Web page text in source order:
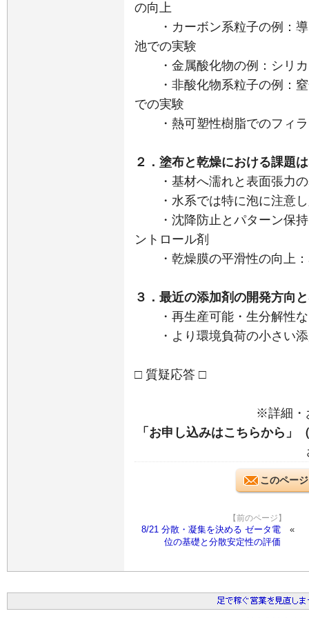
の向上
・カーボン系粒子の例：導
池での実験
・金属酸化物の例：シリカ
・非酸化物系粒子の例：窒
での実験
・熱可塑性樹脂でのフィラ
２．塗布と乾燥における課題
・基材へ濡れと表面張力の
・水系では特に泡に注意し
・沈降防止とパターン保持
ントロール剤
・乾燥膜の平滑性の向上：
３．最近の添加剤の開発方向
・再生産可能・生分解性な
・より環境負荷の小さい添
□ 質疑応答 □
※詳細・
「お申し込みはこちらから」
このペー
【前のページ】
8/21 分散・凝集を決める ゼータ電
位の基礎と分散安定性の評価